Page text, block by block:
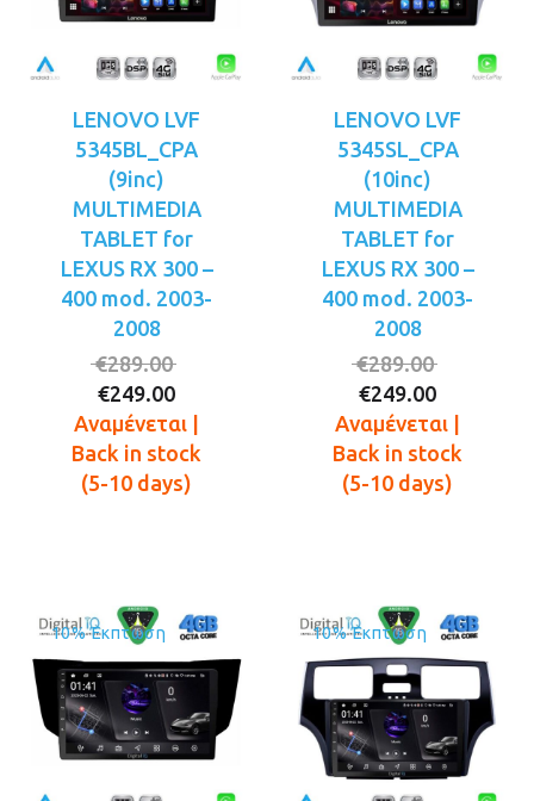
LENOVO LVF
5345BL_CPA
(9inc)
MULTIMEDIA
TABLET for
LEXUS RX 300 –
400 mod. 2003-
2008
€289.00
was:
€289.00.
€249.00
τρέχουσα
τιμή
είναι:
Αναμένεται |
Back in stock
(5-10 days)
LENOVO LVF
5345SL_CPA
(10inc)
MULTIMEDIA
TABLET for
LEXUS RX 300 –
400 mod. 2003-
2008
€289.00
was:
€289.00.
€249.00
τιμή
είναι:
Αναμένεται |
Back in stock
(5-10 days)
10% Έκπτωση 10% Έκπτωση